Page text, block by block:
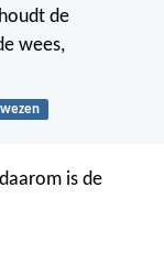
de
wees,
wezen
is de